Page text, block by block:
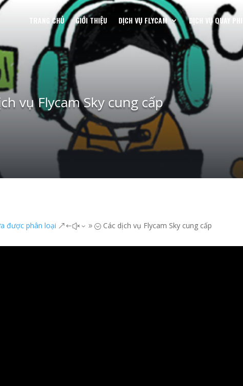
TRANG CHỦ GIỚI THIỆU DỊCH VỤ FLYCAM DỊCH VỤ QUAY
vụ Flycam Sky cung cấp
được phân loại &#x39; Các dịch vụ Flycam Sky cung cấp